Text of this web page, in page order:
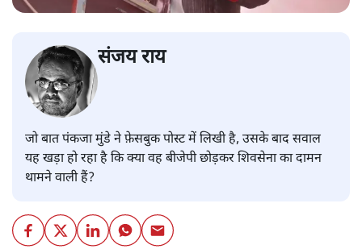
संजय राय
जो बात पंकजा मुंडे ने फ़ेसबुक पोस्ट में लिखी है, उसके बाद सवाल
यह खड़ा हो रहा है कि क्या वह बीजेपी छोड़कर शिवसेना का दामन
थामने वाली हैं?